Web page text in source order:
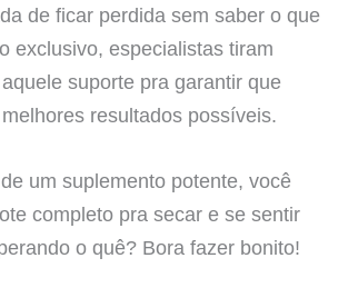
de ficar perdida sem saber o que
exclusivo, especialistas tiram
suporte pra garantir que
resultados possíveis.
um suplemento potente, você
completo pra secar e se sentir
o quê? Bora fazer bonito!